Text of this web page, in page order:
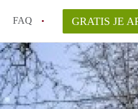
FAQ GRATIS JE